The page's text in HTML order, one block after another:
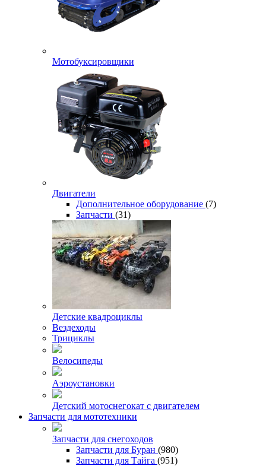
Мотобуксировщики
Двигатели
Дополнительное оборудование (7)
Запчасти (31)
Детские квадроциклы
Вездеходы
Трициклы
Велосипеды
Аэроустановки
Детский мотоснегокат с двигателем
Запчасти для мототехники
Запчасти для снегоходов
Запчасти для Буран (980)
Запчасти для Тайга (951)